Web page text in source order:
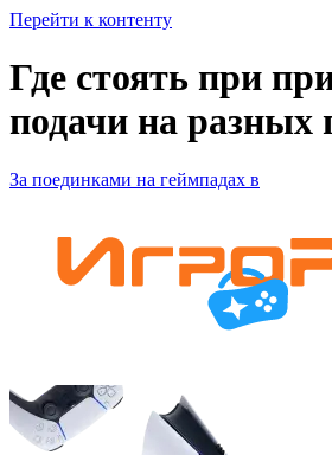
Перейти к контенту
Где стоять при
подачи на разных
За поединками на геймпадах в